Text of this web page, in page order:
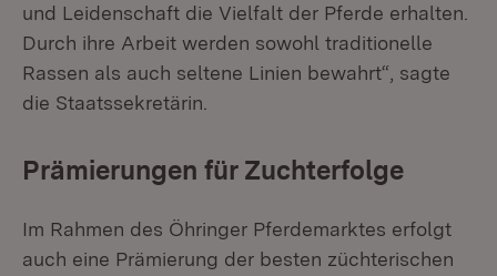
und Leidenschaft die Vielfalt der Pferde erhalten.
Durch ihre Arbeit werden sowohl traditionelle
Rassen als auch seltene Linien bewahrt“, sagte
die Staatssekretärin.
Prämierungen für Zuchterfolge
Im Rahmen des Öhringer Pferdemarktes erfolgt
auch eine Prämierung der besten züchterischen